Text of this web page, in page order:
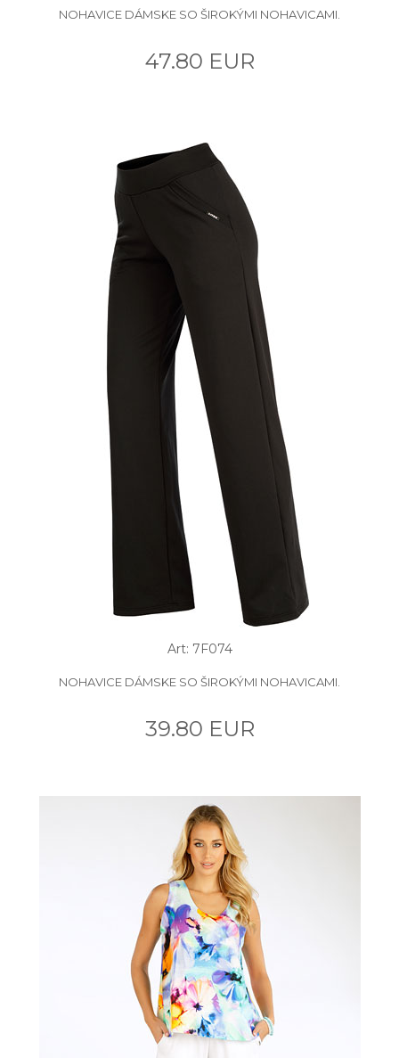
NOHAVICE DÁMSKE SO ŠIROKÝMI NOHAVICAMI.
47.80 EUR
Art: 7F074
NOHAVICE DÁMSKE SO ŠIROKÝMI NOHAVICAMI.
39.80 EUR